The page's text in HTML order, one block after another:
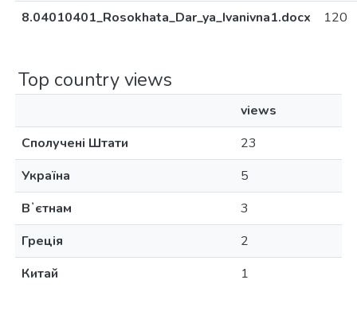
8.04010401_Rosokhata_Dar_ya_Ivanivna1.docx
120
Top country views
views
Сполучені Штати
23
Україна
5
Вʼєтнам
3
Греція
2
Китай
1